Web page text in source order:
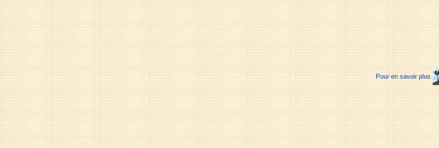
Pour en savoir plus